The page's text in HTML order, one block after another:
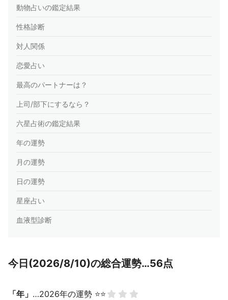
動物占いの鑑定結果
性格診断
対人関係
恋愛占い
最高のパートナーは？
上司/部下にするなら？
六星占術の鑑定結果
年の運勢
月の運勢
日の運勢
星座占い
血液型診断
今日(2026/8/10)の総合運勢…56点
「年」 …2026年の運勢 ⭐⭐